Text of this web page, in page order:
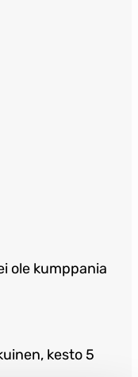
ole kumppania
kesto 5